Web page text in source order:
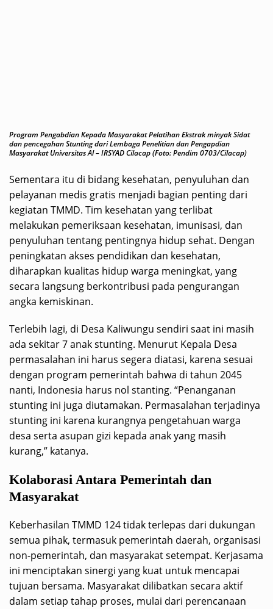
Program Pengabdian Kepada Masyarakat Pelatihan Ekstrak minyak Sidat
dan pencegahan Stunting dari Lembaga Penelitian dan Pengapdian
Masyarakat Universitas Al – IRSYAD Cilacap (Foto: Pendim 0703/Cilacap)
Sementara itu di bidang kesehatan, penyuluhan dan
pelayanan medis gratis menjadi bagian penting dari
kegiatan TMMD. Tim kesehatan yang terlibat
melakukan pemeriksaan kesehatan, imunisasi, dan
penyuluhan tentang pentingnya hidup sehat. Dengan
peningkatan akses pendidikan dan kesehatan,
diharapkan kualitas hidup warga meningkat, yang
secara langsung berkontribusi pada pengurangan
angka kemiskinan.
Terlebih lagi, di Desa Kaliwungu sendiri saat ini masih
ada sekitar 7 anak stunting. Menurut Kepala Desa
permasalahan ini harus segera diatasi, karena sesuai
dengan program pemerintah bahwa di tahun 2045
nanti, Indonesia harus nol stanting. “Penanganan
stunting ini juga diutamakan. Permasalahan terjadinya
stunting ini karena kurangnya pengetahuan warga
desa serta asupan gizi kepada anak yang masih
kurang,” katanya.
Kolaborasi Antara Pemerintah dan
Masyarakat
Keberhasilan TMMD 124 tidak terlepas dari dukungan
semua pihak, termasuk pemerintah daerah, organisasi
non-pemerintah, dan masyarakat setempat. Kerjasama
ini menciptakan sinergi yang kuat untuk mencapai
tujuan bersama. Masyarakat dilibatkan secara aktif
dalam setiap tahap proses, mulai dari perencanaan